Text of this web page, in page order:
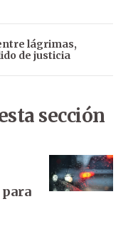
lágrimas,
de justicia
sección